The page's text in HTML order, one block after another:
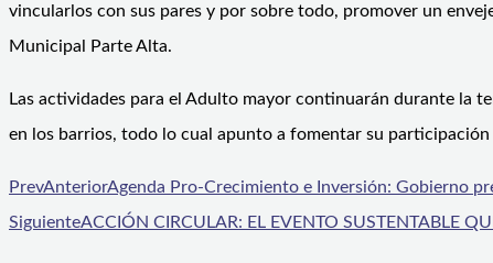
vincularlos con sus pares y por sobre todo, promover un
Municipal Parte Alta.
Las actividades para el Adulto mayor continuarán durante la
en los barrios, todo lo cual apunto a fomentar su
PrevAnteriorAgenda Pro-Crecimiento e Inversión: Gobierno
SiguienteACCIÓN CIRCULAR: EL EVENTO SUSTENTABLE